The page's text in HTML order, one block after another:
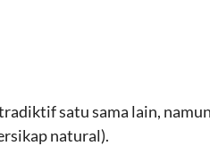
satu sama lain,
natural).